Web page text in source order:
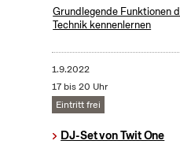
Grundlegende Funktionen
Technik kennenlernen
1.9.2022
17 bis 20 Uhr
Eintritt frei
DJ-Set von Twit One